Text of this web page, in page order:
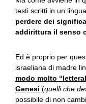
testi scritti in un
perdere dei
addirittura il senso
Ed è proprio per
israeliana di madre
modo molto
Genesi (quelli che
possibile di non